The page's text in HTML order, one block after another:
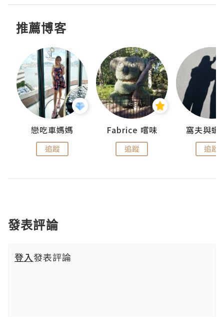
推薦博客
戀吃車媽媽
追蹤
Fabrice 嚐味
追蹤
窩夫與蝦
追蹤
發表評論
登入發表評論